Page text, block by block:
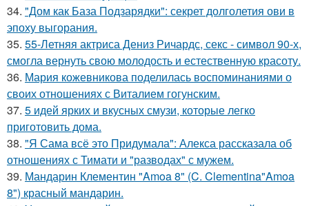
34. "Дом как База Подзарядки": секрет долголетия ови в
эпоху выгорания.
35. 55-Летняя актриса Дениз Ричардс, секс - символ 90-х,
смогла вернуть свою молодость и естественную красоту.
36. Мария кожевникова поделилась воспоминаниями о
своих отношениях с Виталием гогунским.
37. 5 идей ярких и вкусных смузи, которые легко
приготовить дома.
38. "Я Сама всё это Придумала": Алекса рассказала об
отношениях с Тимати и "разводах" с мужем.
39. Мандарин Клементин "Amoa 8" (C. Clementina"Amoa
8") красный мандарин.